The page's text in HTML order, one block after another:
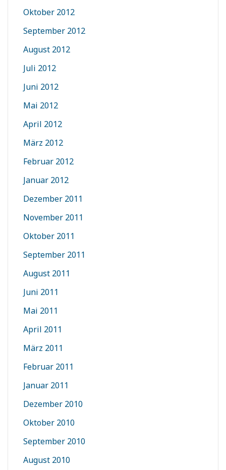
Oktober 2012
September 2012
August 2012
Juli 2012
Juni 2012
Mai 2012
April 2012
März 2012
Februar 2012
Januar 2012
Dezember 2011
November 2011
Oktober 2011
September 2011
August 2011
Juni 2011
Mai 2011
April 2011
März 2011
Februar 2011
Januar 2011
Dezember 2010
Oktober 2010
September 2010
August 2010